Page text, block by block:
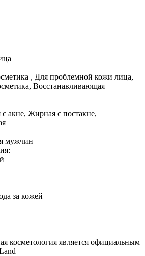
, Для проблемной кожи лица,
Восстанавливающая
акне, Жирная с постакне,
мужчин
за кожей
косметология является официальным